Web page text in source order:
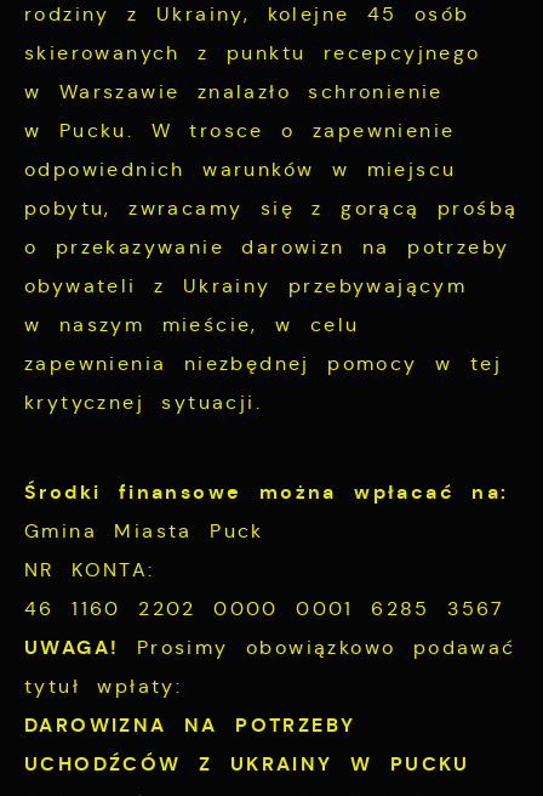
rodziny z Ukrainy, kolejne 45 osób
skierowanych z punktu recepcyjnego
w Warszawie znalazło schronienie
w Pucku. W trosce o zapewnienie
odpowiednich warunków w miejscu
pobytu, zwracamy się z gorącą prośbą
o przekazywanie darowizn na potrzeby
obywateli z Ukrainy przebywającym
w naszym mieście, w celu
zapewnienia niezbędnej pomocy w tej
krytycznej sytuacji.
Środki finansowe można wpłacać na:
Gmina Miasta Puck
NR KONTA:
46 1160 2202 0000 0001 6285 3567
UWAGA!
Prosimy obowiązkowo podawać
tytuł wpłaty:
DAROWIZNA NA POTRZEBY
UCHODŹCÓW Z UKRAINY W PUCKU
naszych serwisów internetowych pod
informacje są przetwarzane w formie
gwarantuje dostępność wszystkich
Więcej
Reklamowe
Dzięki reklamowym plikom cookies
naszych partnerów.
Promocyjne pliki cookies służą do
upodobań oraz Twoich zwyczajów
mogą pojawić się na stronach podmiotów
wiadomości, ofert, komunikatów mediów
Więcej